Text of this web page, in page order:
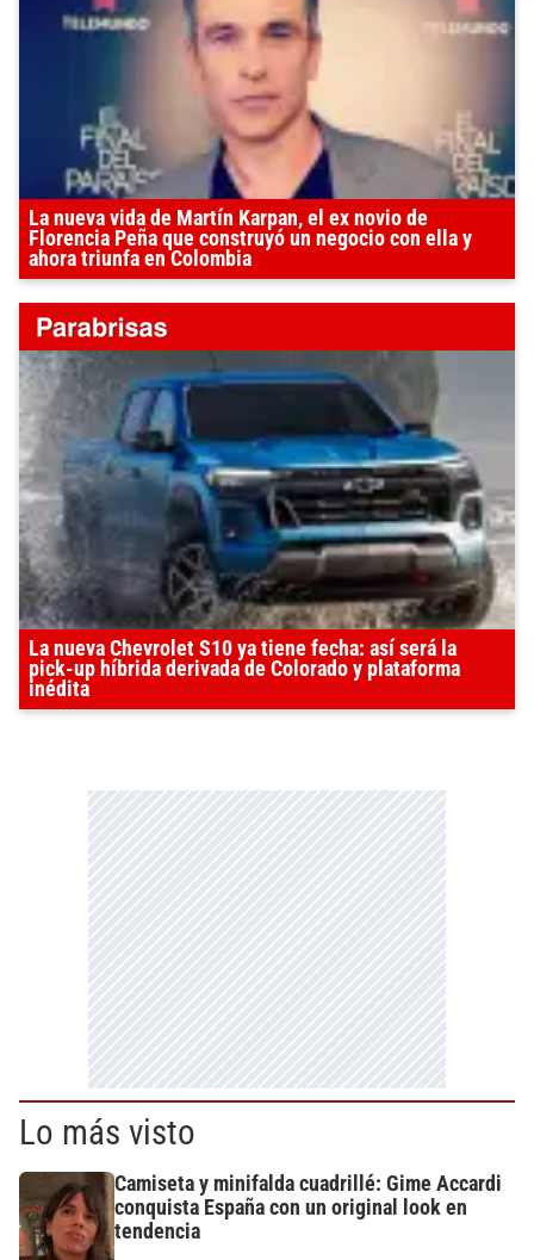
La nueva vida de Martín Karpan, el ex novio de
Florencia Peña que construyó un negocio con ella y
ahora triunfa en Colombia
La nueva Chevrolet S10 ya tiene fecha: así será la
pick-up híbrida derivada de Colorado y plataforma
inédita
Lo más visto
Camiseta y minifalda cuadrillé: Gime Accardi
conquista España con un original look en
tendencia